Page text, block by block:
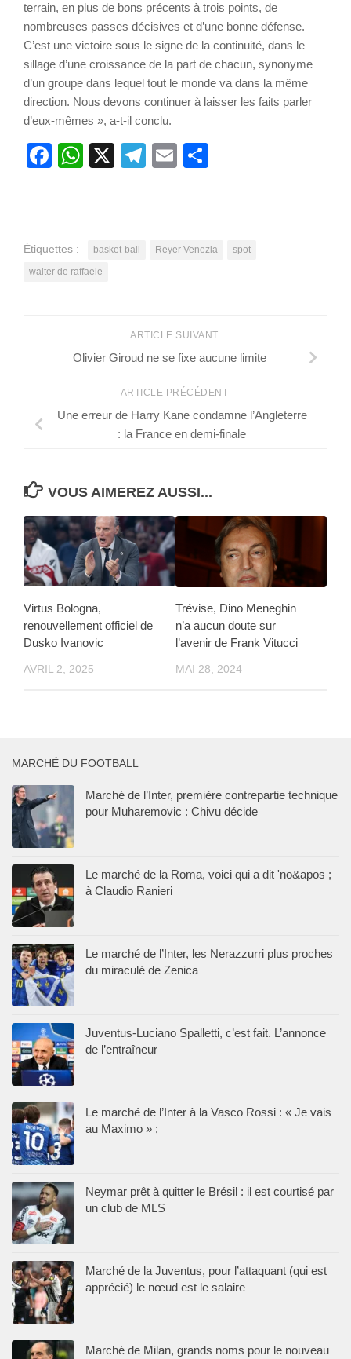
terrain, en plus de bons précents à trois points, de
nombreuses passes décisives et d’une bonne défense.
C’est une victoire sous le signe de la continuité, dans le
sillage d’une croissance de la part de chacun, synonyme
d’un groupe dans lequel tout le monde va dans la même
direction. Nous devons continuer à laisser les faits parler
d’eux-mêmes », a-t-il conclu.
Facebook
WhatsApp
X Telegram
Email
Étiquettes : basket-ball Reyer Venezia
spot
walter de raffaele
ARTICLE SUIVANT
Olivier Giroud ne se fixe aucune limite
ARTICLE PRÉCÉDENT
Une erreur de Harry Kane condamne l’Angleterre
: la France en demi-finale
VOUS AIMEREZ AUSSI...
Virtus Bologna,
renouvellement officiel de
Dusko Ivanovic
AVRIL 2, 2025
Trévise, Dino Meneghin
n’a aucun doute sur
l’avenir de Frank Vitucci
MAI 28, 2024
MARCHÉ DU FOOTBALL
Marché de l’Inter, première contrepartie technique
pour Muharemovic : Chivu décide
Le marché de la Roma, voici qui a dit 'no&apos ;
à Claudio Ranieri
Le marché de l’Inter, les Nerazzurri plus proches
du miraculé de Zenica
Juventus-Luciano Spalletti, c’est fait. L’annonce
de l’entraîneur
Le marché de l’Inter à la Vasco Rossi : « Je vais
au Maximo » ;
Neymar prêt à quitter le Brésil : il est courtisé par
un club de MLS
Marché de la Juventus, pour l’attaquant (qui est
apprécié) le nœud est le salaire
Marché de Milan, grands noms pour le nouveau